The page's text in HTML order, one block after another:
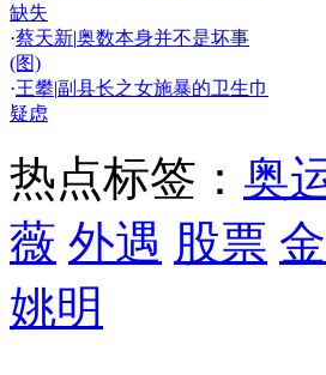
缺失
·蔡天新|奥数本身并不是坏事
(图)
·王攀|副县长之女施暴的卫生巾
疑虑
热点标签： 奥
薇 外遇 股票
姚明